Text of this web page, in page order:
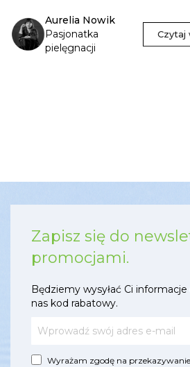
Aurelia Nowik
Pasjonatka
pielęgnacji
Czytaj
Zapisz się do
promocjami.
Będziemy wysyłać Ci
nas kod rabatowy.
Wyrażam zgodę na